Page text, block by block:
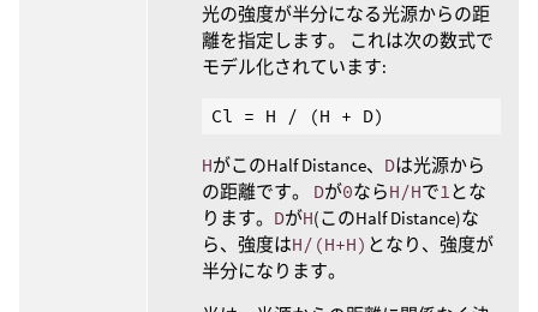
光の強度が半分になる光源からの距
離を指定します。 これは次の数式で
モデル化されています:
HがこのHalf Distance、 Dは光源から
の距離です。 Dが0ならH/Hで1 とな
ります。 DがH(このHalf Distance)な
ら、強度はH/(H+H) となり、強度が
半分になります。